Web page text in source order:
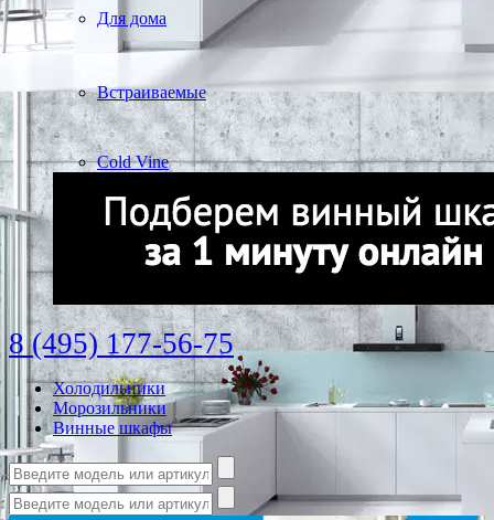
Для дома
Встраиваемые
Cold Vine
8 (495) 177-56-75
Холодильники
Морозильники
Винные шкафы